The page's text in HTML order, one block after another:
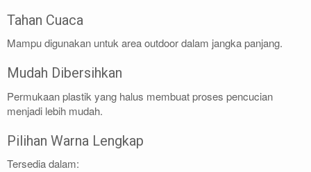
Tahan Cuaca
Mampu digunakan untuk area outdoor dalam jangka panjang.
Mudah Dibersihkan
Permukaan plastik yang halus membuat proses pencucian
menjadi lebih mudah.
Pilihan Warna Lengkap
Tersedia dalam: